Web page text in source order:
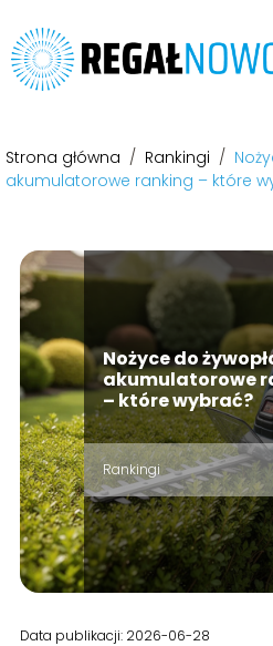
Strona główna / Rankingi /
akumulatorowe ranking – które
Nożyce do
akumulatorowe
– które wybrać?
Rankingi
Data publikacji: 2026-06-28